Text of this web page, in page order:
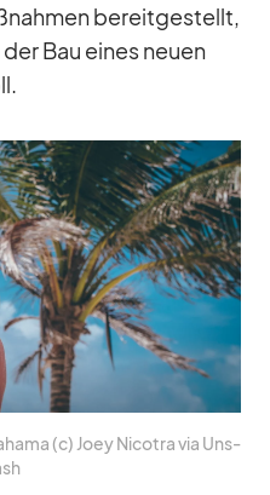
be­reit­ge­stellt,
Bau ei­nes neuen
(c) Joey Ni­co­tra via Un­s­